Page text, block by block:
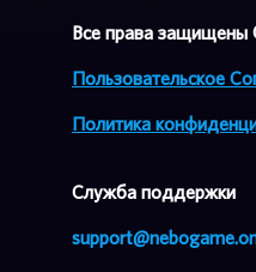
Все права
Пользовательское
Политика
Cлужба поддержки